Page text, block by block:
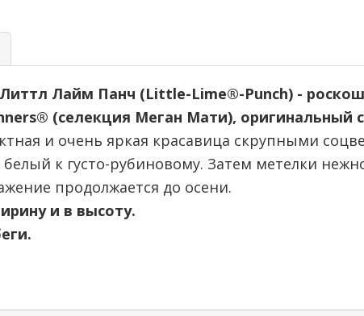
Лайм Панч (Little-Lime®-Punch) -
(селекция Меган Мати), оригинальный
и очень яркая красавица скрупными
белый к густо-рубиновому. Затем метелки
продолжается до осени.
и в высоту.